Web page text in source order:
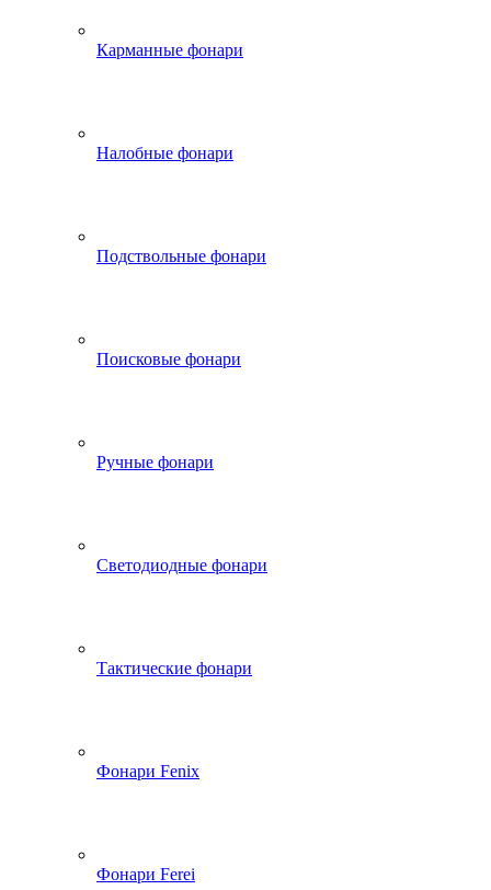
Карманные фонари
Налобные фонари
Подствольные фонари
Поисковые фонари
Ручные фонари
Светодиодные фонари
Тактические фонари
Фонари Fenix
Фонари Ferei